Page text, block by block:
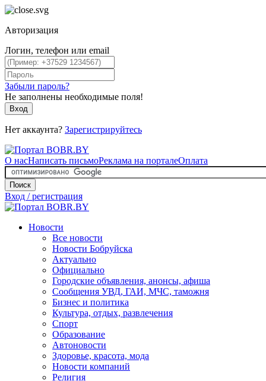
Авторизация
Логин, телефон или email
Забыли пароль?
Не заполнены необходимые поля!
Вход
Нет аккаунта? Зарегистрируйтесь
О насНаписать письмоРеклама на порталеОплата
Поиск
Вход / регистрация
Новости
Все новости
Новости Бобруйска
Актуально
Официально
Городские объявления, анонсы, афиша
Сообщения УВД, ГАИ, МЧС, таможня
Бизнес и политика
Культура, отдых, развлечения
Спорт
Образование
Автоновости
Здоровье, красота, мода
Новости компаний
Религия